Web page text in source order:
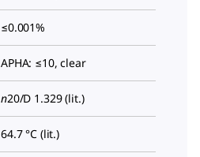
≤0.001%
APHA: ≤10, clear
n20/D 1.329 (lit.)
64.7 °C (lit.)